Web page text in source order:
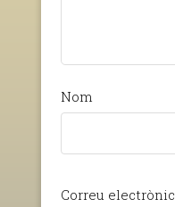
Nom
Correu electrònic